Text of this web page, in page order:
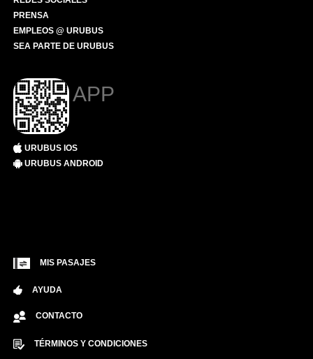
PRENSA
EMPLEOS @ URUBUS
SEA PARTE DE URUBUS
APP
URUBUS IOS
URUBUS ANDROID
MIS PASAJES
AYUDA
CONTACTO
TÉRMINOS Y CONDICIONES